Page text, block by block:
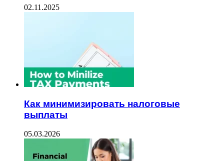
02.11.2025
Как минимизировать налоговые
выплаты
05.03.2026